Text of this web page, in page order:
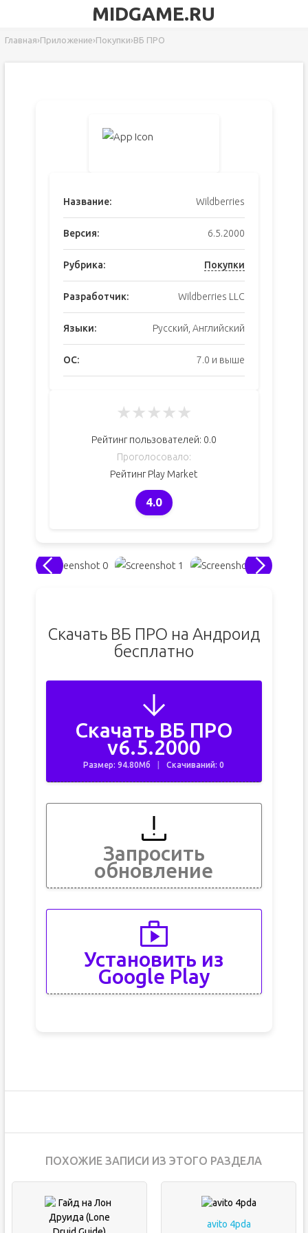
MIDGAME.RU
Главная›Приложение›Покупки›ВБ ПРО
Название: Wildberries
Версия: 6.5.2000
Рубрика: Покупки
Разработчик: Wildberries LLC
Языки: Русский, Английский
ОС: 7.0 и выше
★★★★★
Рейтинг пользователей: 0.0
Проголосовало:
Рейтинг Play Market
4.0
Скачать ВБ ПРО на Андроид
бесплатно
Скачать ВБ ПРО
v6.5.2000
Размер: 94.80Мб Скачиваний: 0
Запросить
обновление
Установить из
Google Play
ПОХОЖИЕ ЗАПИСИ ИЗ ЭТОГО РАЗДЕЛА
avito 4pda